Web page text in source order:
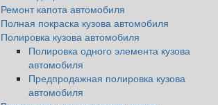
Ремонт капота автомобиля
Полная покраска кузова автомобиля
Полировка кузова автомобиля
Полировка одного элемента кузова
автомобиля
Предпродажная полировка кузова
автомобиля